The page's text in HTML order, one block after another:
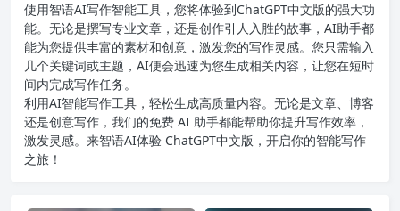
使用智语AI写作智能工具，您将体验到ChatGPT中文版的强大功
能。无论是撰写专业文章，还是创作引人入胜的故事，AI助手都
能为您提供丰富的素材和创意，激发您的写作灵感。您只需输入
几个关键词或主题，AI便会迅速为您生成相关内容，让您在短时
间内完成写作任务。
利用AI智能写作工具，轻松生成高质量内容。无论是文章、博客
还是创意写作，我们的免费 AI 助手都能帮助你提升写作效率，
激发灵感。来智语AI体验 ChatGPT中文版 ，开启你的智能写作
之旅！